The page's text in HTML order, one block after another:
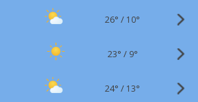
26° / 10°
23° / 9°
24° / 13°